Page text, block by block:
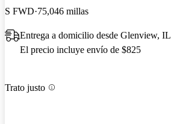
S FWD 75,046 millas
Entrega a domicilio desde Glenview, IL
El precio incluye envío de $825
Trato justo